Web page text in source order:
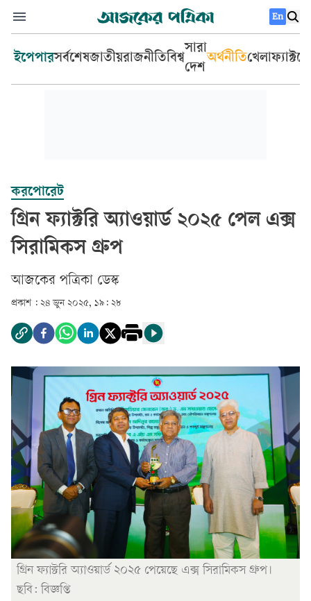
En
ইপেপারসর্বশেষজাতীয়রাজনীতিবিশ্ব
সারা
দেশ
অর্থনীতিখেলা
করপোরেট
গ্রিন ফ্যাক্টরি অ্যাওয়ার্ড ২০২৫ পেল এক্স
সিরামিকস গ্রুপ
আজকের পত্রিকা ডেস্ক­
প্রকাশ : ২৪ জুন ২০২৫, ১৯: ২৮
গ্রিন ফ্যাক্টরি অ্যাওয়ার্ড ২০২৫ পেয়েছে এক্স সিরামিকস গ্রুপ।
ছবি: বিজ্ঞপ্তি